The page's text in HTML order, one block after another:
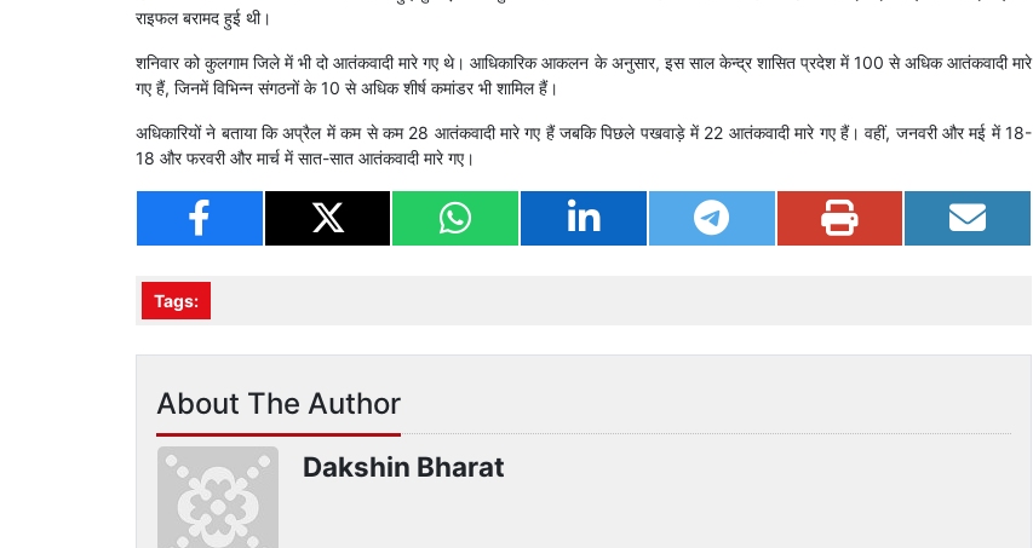
राइफल बरामद हुई थी।
शनिवार को कुलगाम जिले में भी दो आतंकवादी मारे गए थे। आधिकारिक आकलन के अनुसार, इस साल केन्द्र शासित प्रदेश में 100 से अधिक आतंकवादी मारे
गए हैं, जिनमें विभिन्न संगठनों के 10 से अधिक शीर्ष कमांडर भी शामिल हैं।
अधिकारियों ने बताया कि अप्रैल में कम से कम 28 आतंकवादी मारे गए हैं जबकि पिछले पखवाड़े में 22 आतंकवादी मारे गए हैं। वहीं, जनवरी और मई में 18-
18 और फरवरी और मार्च में सात-सात आतंकवादी मारे गए।
Tags:
About The Author
Dakshin Bharat